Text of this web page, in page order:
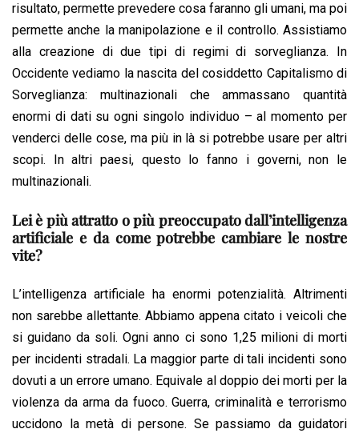
risultato, permette prevedere cosa faranno gli umani, ma poi
permette anche la manipolazione e il controllo. Assistiamo
alla creazione di due tipi di regimi di sorveglianza. In
Occidente vediamo la nascita del cosiddetto Capitalismo di
Sorveglianza: multinazionali che ammassano quantità
enormi di dati su ogni singolo individuo – al momento per
venderci delle cose, ma più in là si potrebbe usare per altri
scopi. In altri paesi, questo lo fanno i governi, non le
multinazionali.
Lei è più attratto o più preoccupato dall’intelligenza
artificiale e da come potrebbe cambiare le nostre
vite?
L’intelligenza artificiale ha enormi potenzialità. Altrimenti
non sarebbe allettante. Abbiamo appena citato i veicoli che
si guidano da soli. Ogni anno ci sono 1,25 milioni di morti
per incidenti stradali. La maggior parte di tali incidenti sono
dovuti a un errore umano. Equivale al doppio dei morti per la
violenza da arma da fuoco. Guerra, criminalità e terrorismo
uccidono la metà di persone. Se passiamo da guidatori